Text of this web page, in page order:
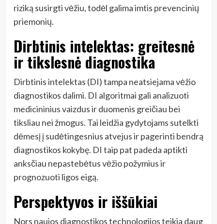
riziką susirgti vėžiu, todėl galima imtis prevencinių
priemonių.
Dirbtinis intelektas: greitesnė
ir tikslesnė diagnostika
Dirbtinis intelektas (DI) tampa neatsiejama vėžio
diagnostikos dalimi. DI algoritmai gali analizuoti
medicininius vaizdus ir duomenis greičiau bei
tiksliau nei žmogus. Tai leidžia gydytojams sutelkti
dėmesį į sudėtingesnius atvejus ir pagerinti bendrą
diagnostikos kokybę. DI taip pat padeda aptikti
anksčiau nepastebėtus vėžio požymius ir
prognozuoti ligos eigą.
Perspektyvos ir iššūkiai
Nors naujos diagnostikos technologijos teikia daug